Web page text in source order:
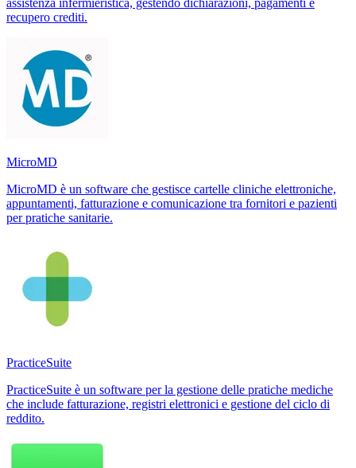
recupero crediti.
MicroMD
MicroMD è un software che gestisce cartelle cliniche elettroniche,
appuntamenti, fatturazione e comunicazione tra fornitori e pazienti
per pratiche sanitarie.
PracticeSuite
PracticeSuite è un software per la gestione delle pratiche mediche
che include fatturazione, registri elettronici e gestione del ciclo di
reddito.